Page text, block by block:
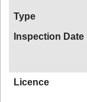
Type
Inspection Date
Licence